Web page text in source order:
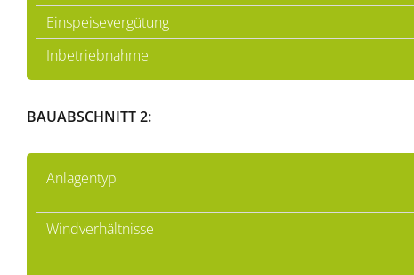
Einspeisevergütung
Inbetriebnahme
BAUABSCHNITT 2:
Anlagentyp
Windverhältnisse